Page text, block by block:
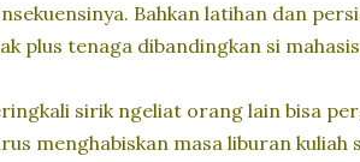
Bahkan latihan dan
plus tenaga dibandingkan si
sirik ngeliat orang lain bisa
menghabiskan masa liburan